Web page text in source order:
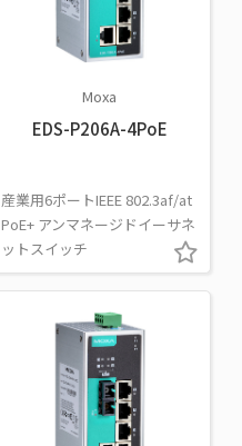
Moxa
EDS-P206A-4PoE
産業用6ポートIEEE 802.3af/at
PoE+ アンマネージドイーサネ
ットスイッチ